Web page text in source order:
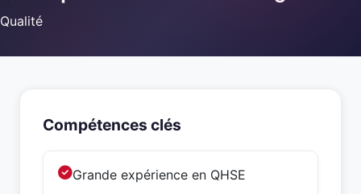
Qualité
Compétences clés
Grande expérience en QHSE